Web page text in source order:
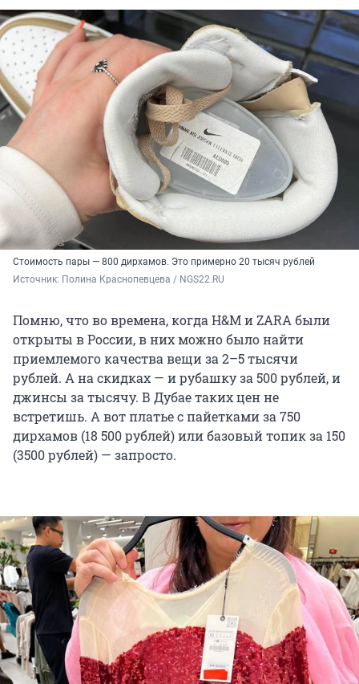
Стоимость пары — 800 дирхамов. Это примерно 20 тысяч рублей
Источник: Полина Краснопевцева / NGS22.RU
Помню, что во времена, когда H&M и ZARA были
открыты в России, в них можно было найти
приемлемого качества вещи за 2–5 тысячи
рублей. А на скидках — и рубашку за 500 рублей, и
джинсы за тысячу. В Дубае таких цен не
встретишь. А вот платье с пайетками за 750
дирхамов (18 500 рублей) или базовый топик за 150
(3500 рублей) — запросто.